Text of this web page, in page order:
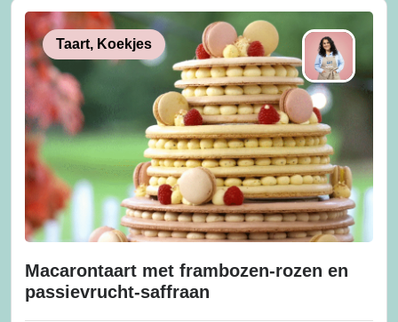
Taart, Koekjes
Macarontaart met frambozen-rozen en
passievrucht-saffraan